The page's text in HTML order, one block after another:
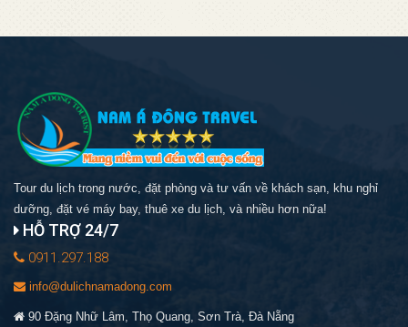
Tour du lịch trong nước, đặt phòng và tư vấn về khách sạn, khu nghỉ
dưỡng, đặt vé máy bay, thuê xe du lịch, và nhiều hơn nữa!
HỖ TRỢ 24/7
0911.297.188
info@dulichnamadong.com
90 Đặng Nhữ Lâm, Thọ Quang, Sơn Trà, Đà Nẵng